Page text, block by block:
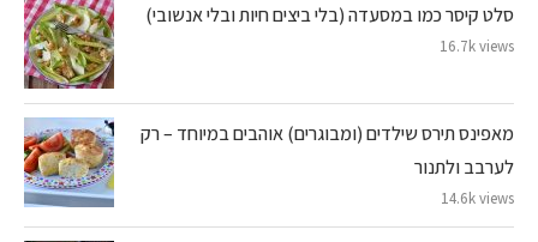
סלט קיסר כמו במסעדה (בלי ביצים חיות ובלי אנשובי)
16.7k views
מאפינס תירס שילדים (ומבוגרים) אוהבים במיוחד – רק
לערבב ולתנור
14.6k views